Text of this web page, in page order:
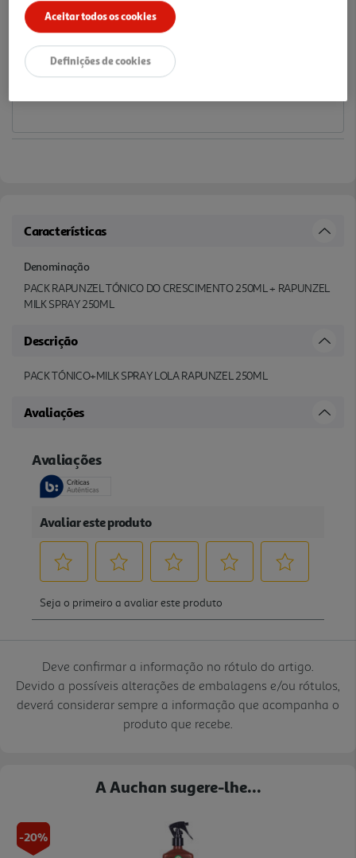
11,99 €
Notas de preparação
Características
Denominação
PACK RAPUNZEL TÓNICO DO CRESCIMENTO 250ML + RAPUNZEL
MILK SPRAY 250ML
Descrição
PACK TÓNICO+MILK SPRAY LOLA RAPUNZEL 250ML
Avaliações
Deve confirmar a informação no rótulo do artigo.
Devido a possíveis alterações de embalagens e/ou rótulos,
deverá considerar sempre a informação que acompanha o
produto que recebe.
A Auchan sugere-lhe...
-20%
Aceitar todos os cookies
Definições de cookies